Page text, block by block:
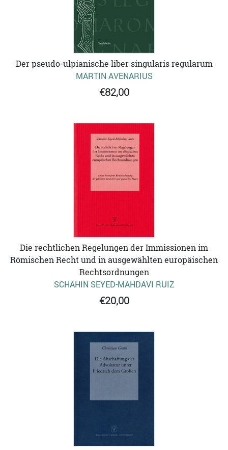
Der pseudo-ulpianische liber singularis regularum
MARTIN AVENARIUS
€82,00
Die rechtlichen Regelungen der Immissionen im
Römischen Recht und in ausgewählten europäischen
Rechtsordnungen
SCHAHIN SEYED-MAHDAVI RUIZ
€20,00